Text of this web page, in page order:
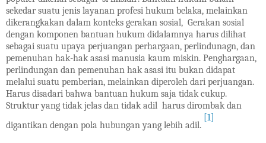
sekedar suatu jenis layanan profesi hukum belaka, melainkan
dikerangkakan dalam konteks gerakan sosial, Gerakan sosial
dengan komponen bantuan hukum didalamnya harus dilihat
sebagai suatu upaya perjuangan perhargaan, perlindunagn, dan
pemenuhan hak-hak asasi manusia kaum miskin. Penghargaan,
perlindungan dan pemenuhan hak asasi itu bukan didapat
melalui suatu pemberian, melainkan diperoleh dari perjuangan.
Harus disadari bahwa bantuan hukum saja tidak cukup.
Struktur yang tidak jelas dan tidak adil harus dirombak dan
digantikan dengan pola hubungan yang lebih adil.
[1]